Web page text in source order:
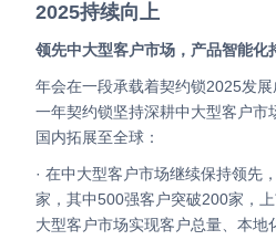
2025持续向上
领先中大型客户市场，产品智能化
年会在一段承载着契约锁2025发展成果的视频中拉开序幕，这
一年契约锁坚持深耕中大型客户市
国内拓展至全球：
· 在中大型客户市场继续保持领先
家，其中500强客户突破200家，上
大型客户市场实现客户总量、本地